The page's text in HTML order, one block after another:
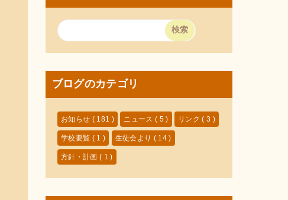
ブログのカテゴリ
お知らせ ( 181 ) ニュース( 5 ) リンク( 3 )
学校要覧 ( 1 ) 生徒会より ( 14 )
方針・計画 ( 1 )